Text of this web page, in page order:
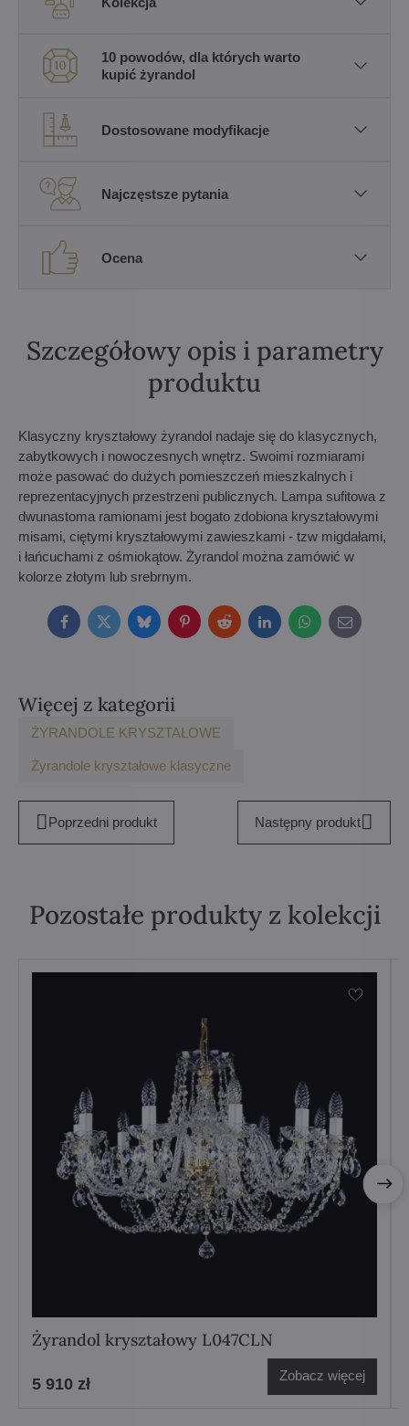
10 powodów, dla których warto
kupić żyrandol
Dostosowane modyfikacje
Najczęstsze pytania
Ocena
Szczegółowy opis i parametry
produktu
Klasyczny kryształowy żyrandol nadaje się do klasycznych,
zabytkowych i nowoczesnych wnętrz. Swoimi rozmiarami
może pasować do dużych pomieszczeń mieszkalnych i
reprezentacyjnych przestrzeni publicznych. Lampa sufitowa z
dwunastoma ramionami jest bogato zdobiona kryształowymi
misami, ciętymi kryształowymi zawieszkami - tzw migdałami,
i łańcuchami z ośmiokątow. Żyrandol można zamówić w
kolorze złotym lub srebrnym.
FacebookTwitterBlueskyPinterestRedditLinkedInWhatsApp
E-
mail
Więcej z kategorii
ŻYRANDOLE KRYSZTAŁOWE
Żyrandole kryształowe klasyczne
Poprzedni produkt Następny produkt
Pozostałe produkty z kolekcji
Żyrandol kryształowy L047CLN
5 910 zł Zobacz więcej